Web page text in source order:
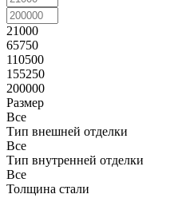
21000
65750
110500
155250
200000
Размер
Все
Тип внешней отделки
Все
Тип внутренней отделки
Все
Толщина стали